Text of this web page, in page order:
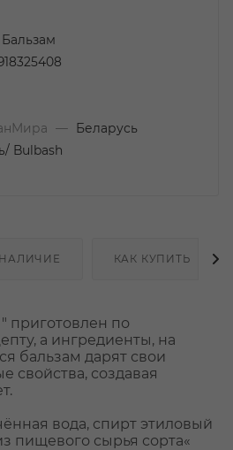
Бальзам
—
Беларусь
Bulbash
НАЛИЧИЕ КАК КУПИТЬ
приготовлен по
а ингредиенты, на
бальзам дарят свои
свойства, создавая
вода, спирт этиловый
пищевого сырья сорта«